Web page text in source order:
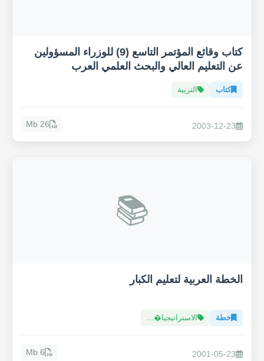
كتاب وقائع المؤتمر التاسع (9) للوزراء المسؤولين
عن التعليم العالي والبحث العلمي العرب
كتاب التربية
2003-12-23
26 Mb
📚
الخطة العربية لتعليم الكبار
خطة الاستراتيجيا�...
2001-05-23
6 Mb